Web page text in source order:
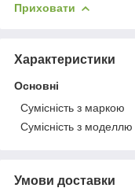
Приховати
Характеристики
Основні
Сумісність з маркою
Сумісність з моделлю
Умови доставки